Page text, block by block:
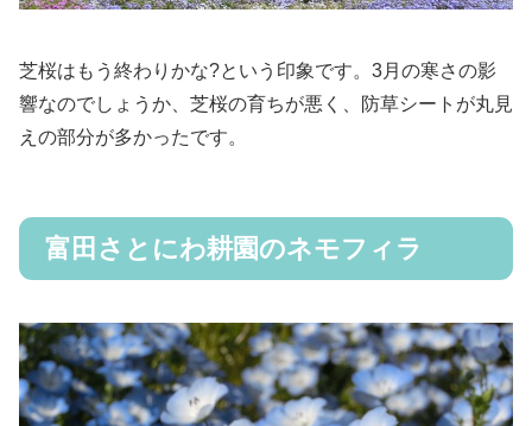
芝桜はもう終わりかな?という印象です。3月の寒さの影
響なのでしょうか、芝桜の育ちが悪く、防草シートが丸見
えの部分が多かったです。
富田さとにわ耕園のネモフィラ